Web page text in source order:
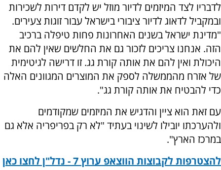
לדבריו לצד המיזמים לדיור מוזל יש לקדם דירות לשכירות
ובמקביל לדאוג לדיור ציבורי בישראל עבור זוגות צעירים.
"מדינת ישראל בשנים האחרונות פחות טיפלה ברכיב
הזה. אנחנו צריכים לזכור גם את החלשים שאין להם את
היכולת ואין להם את אותה קורת גג. זו דרישה לגיטימית
של אזרח מהממשלה לספק את המוצרים המגוונים האלה
כדי להבטיח את אותה קורת גג".
עם זאת הוא ציין והדגיש את המיזמים שמקודמים
ולהערכתו יובילו לשינוי בעתיד "לא רק בפריפריה אלא גם
במרכז הארץ".
להצטרפות לקבוצות הווצאפ ערוץ 7 - נדל"ן לחצו כאן